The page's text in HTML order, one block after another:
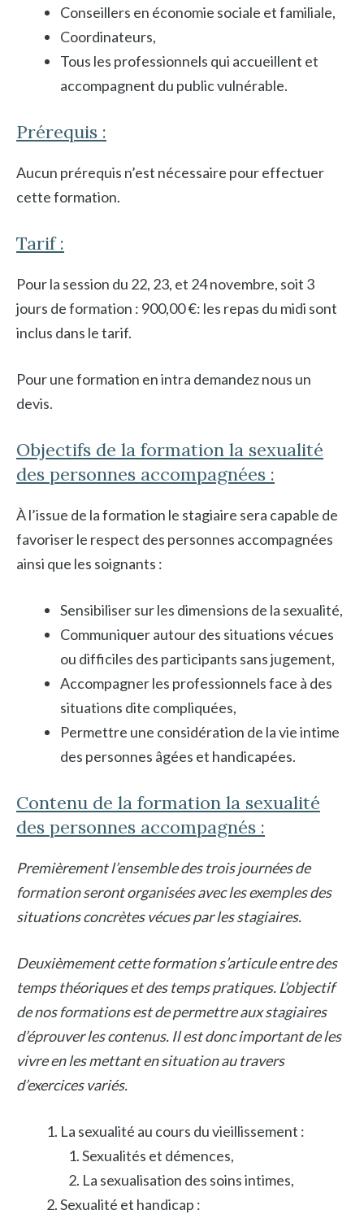
Conseillers en économie sociale et familiale,
Coordinateurs,
Tous les professionnels qui accueillent et
accompagnent du public vulnérable.
Prérequis :
Aucun prérequis n’est nécessaire pour effectuer
cette formation.
Tarif :
Pour la session du 22, 23, et 24 novembre, soit 3
jours de formation : 900,00 €: les repas du midi sont
inclus dans le tarif.
Pour une formation en intra demandez nous un
devis.
Objectifs de la formation la sexualité
des personnes accompagnées :
À l’issue de la formation le stagiaire sera capable de
favoriser le respect des personnes accompagnées
ainsi que les soignants :
Sensibiliser sur les dimensions de la sexualité,
Communiquer autour des situations vécues
ou difficiles des participants sans jugement,
Accompagner les professionnels face à des
situations dite compliquées,
Permettre une considération de la vie intime
des personnes âgées et handicapées.
Contenu de la formation la sexualité
des personnes accompagnés :
Premièrement l’ensemble des trois journées de
formation seront organisées avec les exemples des
situations concrètes vécues par les stagiaires.
Deuxièmement cette formation s’articule entre des
temps théoriques et des temps pratiques. L’objectif
de nos formations est de permettre aux stagiaires
d’éprouver les contenus. Il est donc important de les
vivre en les mettant en situation au travers
d’exercices variés.
La sexualité au cours du vieillissement :
Sexualités et démences,
La sexualisation des soins intimes,
Sexualité et handicap :